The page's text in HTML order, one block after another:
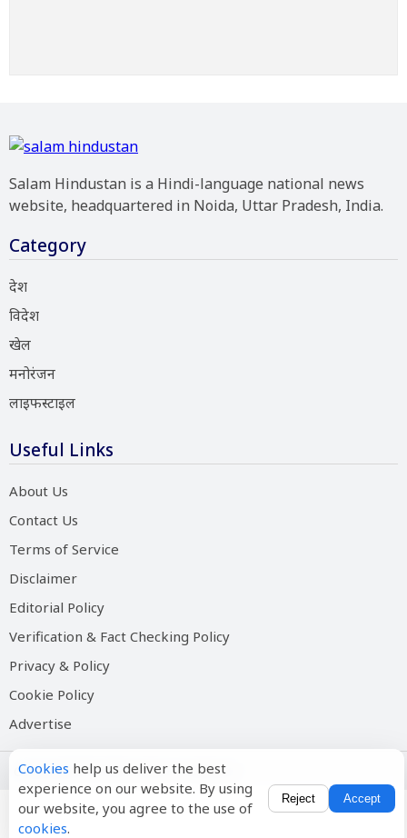
Salam Hindustan is a Hindi-language national news
website, headquartered in Noida, Uttar Pradesh, India.
Category
देश
विदेश
खेल
मनोरंजन
लाइफस्टाइल
Useful Links
About Us
Contact Us
Terms of Service
Disclaimer
Editorial Policy
Verification & Fact Checking Policy
Privacy & Policy
Cookie Policy
Advertise
Copyright © 2026 Salam Hindustan
Cookies help us deliver the best
experience on our website. By using
our website, you agree to the use of
cookies.
Reject Accept